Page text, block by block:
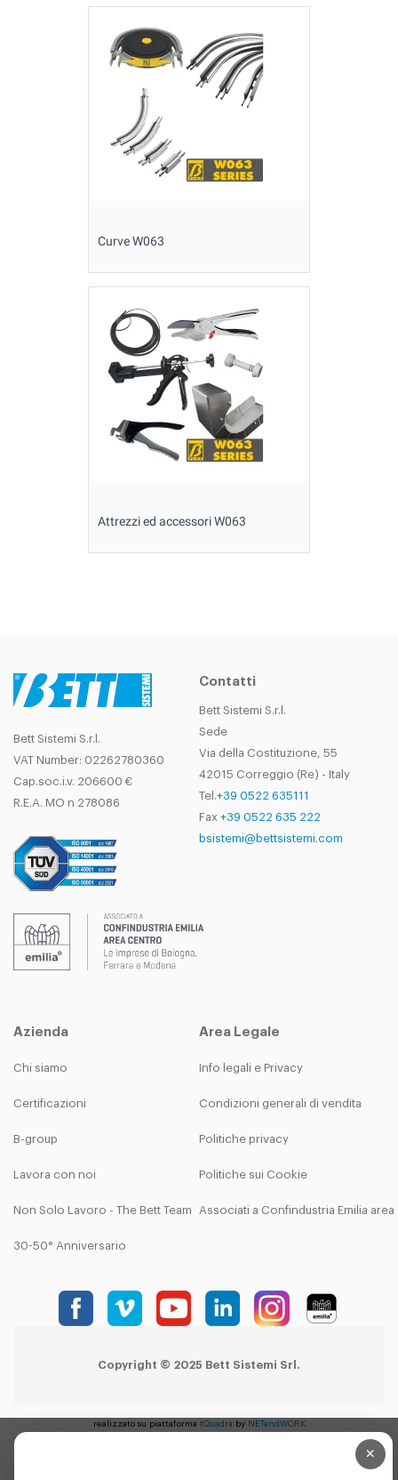
Curve W063
Attrezzi ed accessori W063
Bett Sistemi S.r.l.
VAT Number: 02262780360
Cap.soc.i.v. 206600 €
R.E.A. MO n 278086
Contatti
Bett Sistemi S.r.l.
Sede
Via della Costituzione, 55
42015 Correggio (Re) - Italy
Tel.+39 0522 635111
Fax +39 0522 635 222
bsistemi@bettsistemi.com
Azienda
Chi siamo
Certificazioni
B-group
Lavora con noi
Non Solo Lavoro - The Bett Team
30-50° Anniversario
Area Legale
Info legali e Privacy
Condizioni generali di vendita
Politiche privacy
Politiche sui Cookie
Associati a Confindustria Emilia
Copyright © 2025 Bett Sistemi Srl.
×
realizzato su piattaforma tQuadra by NETandWORK